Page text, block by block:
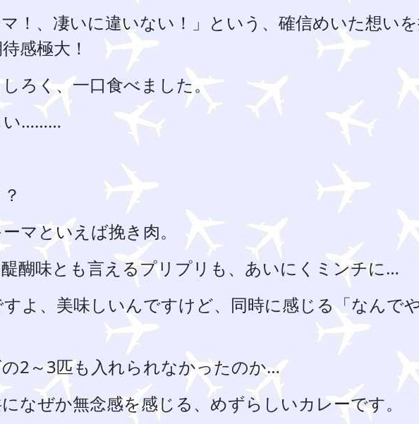
マ！、凄いに違いない！」という、確信めいた想い
感極大！
ろく、一口食べました。
い………
マといえば挽き肉。
醐味とも言えるプリプリも、あいにくミンチに…
よ、美味しいんですけど、同時に感じる「なんで
2～3匹も入れられなかったのか…
なぜか無念感を感じる、めずらしいカレーです。